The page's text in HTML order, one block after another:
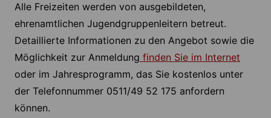
Alle Freizeiten werden von ausgebildeten,
ehrenamtlichen Jugendgruppenleitern betreut.
Detaillierte Informationen zu den Angebot sowie die
Möglichkeit zur Anmeldung finden Sie im Internet
oder im Jahresprogramm, das Sie kostenlos unter
der Telefonnummer 0511/49 52 175 anfordern
können.